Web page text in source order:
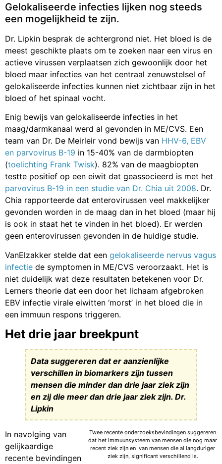
Gelokaliseerde infecties lijken nog steeds
een mogelijkheid te zijn.
Dr. Lipkin besprak de achtergrond niet. Het bloed is de
meest geschikte plaats om te zoeken naar een virus en
actieve virussen verplaatsen zich gewoonlijk door het
bloed maar infecties van het centraal zenuwstelsel of
gelokaliseerde infecties kunnen niet zichtbaar zijn in het
bloed of het spinaal vocht.
Enig bewijs van gelokaliseerde infecties in het
maag/darmkanaal werd al gevonden in ME/CVS. Een
team van Dr. De Meirleir vond bewijs van HHV-6, EBV
en parvovirus B-19 in 15-40% van de darmbiopten
(toelichting Frank Twisk). 82% van de maagbiopten
testte positief op een eiwit dat geassocieerd is met het
parvovirus B-19 in een studie van Dr. Chia uit 2008. Dr.
Chia rapporteerde dat enterovirussen veel makkelijker
gevonden worden in de maag dan in het bloed (maar hij
is ook in staat het te vinden in het bloed). Er werden
geen enterovirussen gevonden in de huidige studie.
VanElzakker stelde dat een gelokaliseerde nervus vagus
infectie de symptomen in ME/CVS veroorzaakt. Het is
niet duidelijk wat deze resultaten betekenen voor Dr.
Lerners theorie dat een door het lichaam afgebroken
EBV infectie virale eiwitten ‘morst’ in het bloed die in
een immuun respons triggeren.
Het drie jaar breekpunt
Data suggereren dat er aanzienlijke
verschillen in biomarkers zijn tussen
mensen die minder dan drie jaar ziek zijn
en zij die meer dan drie jaar ziek zijn. Dr.
Lipkin
Twee recente onderzoeksbevindingen suggereren
dat het immuunsysteem van mensen die nog maar
recent ziek zijn en van mensen die al langduriger
ziek zijn, significant verschillend is.
In navolging van
gelijkaardige
recente bevindingen